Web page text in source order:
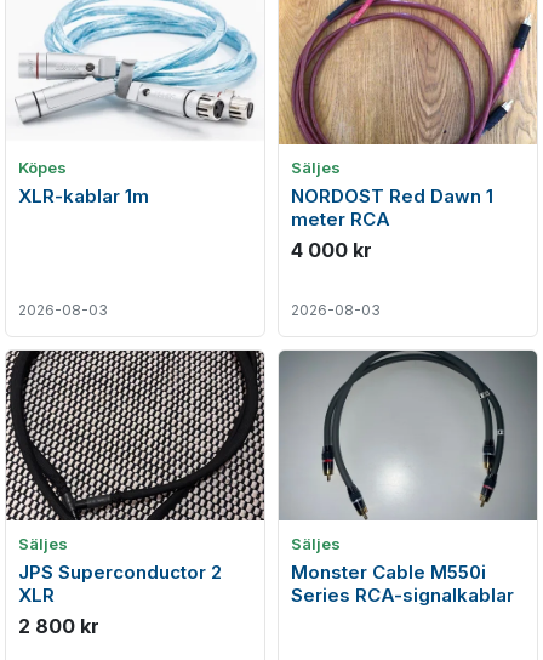
Köpes
XLR-kablar 1m
2026-08-03
Säljes
NORDOST Red Dawn 1
meter RCA
4 000 kr
2026-08-03
Säljes
JPS Superconductor 2
XLR
2 800 kr
Säljes
Monster Cable M550i
Series RCA-signalkablar